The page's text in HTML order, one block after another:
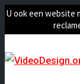
U ook een website